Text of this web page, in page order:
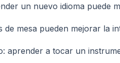
un nuevo idioma puede
mesa pueden mejorar la
aprender a tocar un